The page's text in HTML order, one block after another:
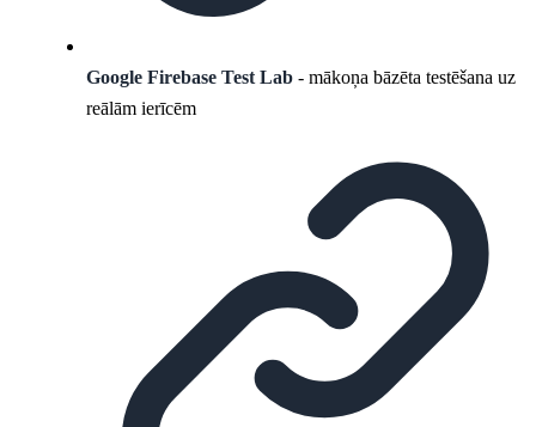
Google Firebase Test Lab - mākoņa bāzēta testēšana uz
reālām ierīcēm